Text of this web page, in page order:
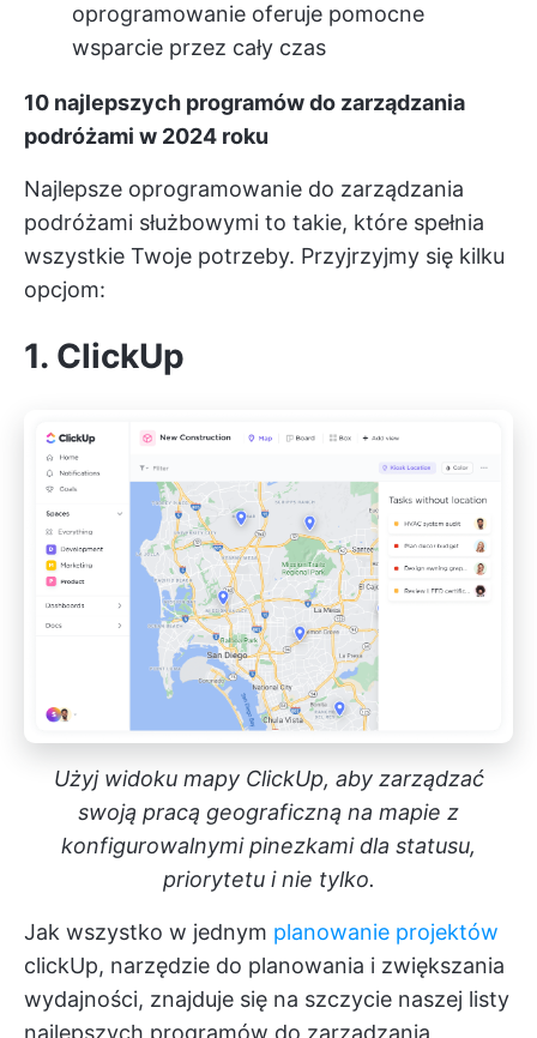
oprogramowanie oferuje pomocne
wsparcie przez cały czas
10 najlepszych programów do zarządzania
podróżami w 2024 roku
Najlepsze oprogramowanie do zarządzania
podróżami służbowymi to takie, które spełnia
wszystkie Twoje potrzeby. Przyjrzyjmy się kilku
opcjom:
1. ClickUp
Użyj widoku mapy ClickUp, aby zarządzać
swoją pracą geograficzną na mapie z
konfigurowalnymi pinezkami dla statusu,
priorytetu i nie tylko.
Jak wszystko w jednym planowanie projektów
clickUp, narzędzie do planowania i zwiększania
wydajności, znajduje się na szczycie naszej listy
najlepszych programów do zarządzania